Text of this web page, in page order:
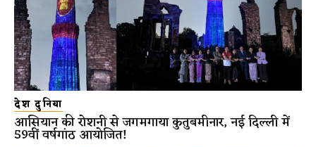
देश दुनिया
आसियान की रोशनी से जगमगाया कुतुबमीनार, नई दिल्ली में
59वीं वर्षगांठ आयोजित!